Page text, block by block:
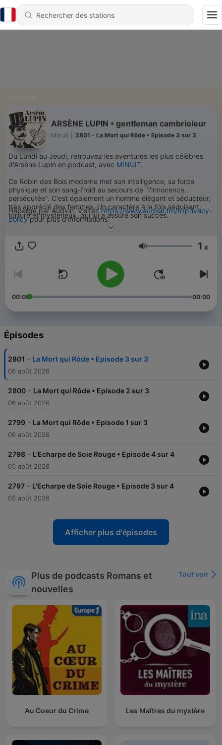
ARSÈNE LUPIN • gentleman cambrioleur
Minuit 2801 - La Mort qui Rôde • Episode 3 sur 3
Du Lundi au Jeudi, retrouvez les aventures les plus célèbres
d'Arsène Lupin en podcast, avec MINUIT.
Ce Robin des Bois moderne met son intelligence, sa force
physique et son sang-froid au secours de "l'innocence
persécutée". C'est également un homme élégant et séducteur,
très apprécié des femmes. Un caractère à la fois séduisant,
torturé et mystérieux, qui lui a assuré son succès.
Minuit en intégralité et sans publicité. 👉
Rejoignez-nous sur
Instagram 🌃
Hébergé par Audion. Visitezhttps://www.audion.fm/fr/privacy-
policypour plus d’informations.
Volume 1 x
00:00 00:00
Épisodes
2801 - La Mort qui Rôde • Episode 3 sur 3
06 août 2026
2800 - La Mort qui Rôde • Episode 2 sur 3
06 août 2026
2799 - La Mort qui Rôde • Episode 1 sur 3
06 août 2026
2798 - L'Echarpe de Soie Rouge • Episode 4 sur 4
05 août 2026
2797 - L'Echarpe de Soie Rouge • Episode 3 sur 4
05 août 2026
Afficher plus d'épisodes
Plus de podcasts Romans et
nouvelles
Tout voir
Au Coeur du Crime Les Maîtres du mystère